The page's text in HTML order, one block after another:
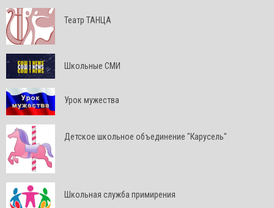
Театр ТАНЦА
Школьные СМИ
Урок мужества
Детское школьное объединение "Карусель"
Школьная служба примирения